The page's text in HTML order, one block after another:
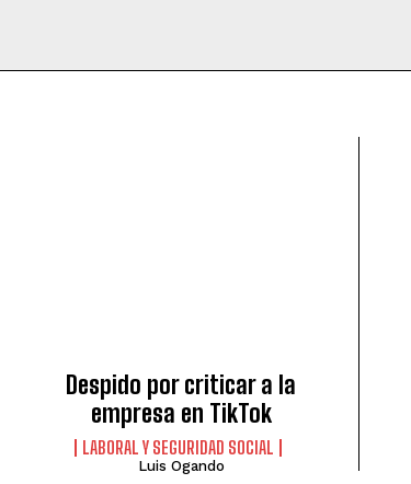
Despido por criticar a la
empresa en TikTok
LABORAL Y SEGURIDAD SOCIAL
Luis Ogando